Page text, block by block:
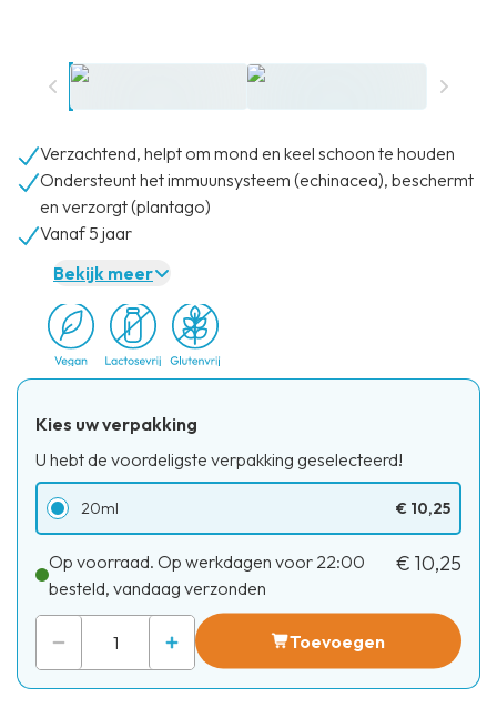
Verzachtend, helpt om mond en keel schoon te houden
Ondersteunt het immuunsysteem (echinacea), beschermt
en verzorgt (plantago)
Vanaf 5 jaar
Bekijk meer
Kies uw verpakking
U hebt de voordeligste verpakking geselecteerd!
20ml € 10,25
Op voorraad. Op werkdagen voor 22:00
besteld, vandaag verzonden
€ 10,25
Toevoegen